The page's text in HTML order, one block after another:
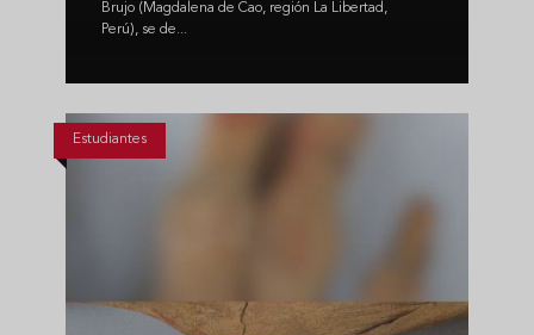
Brujo (Magdalena de Cao, región La Libertad,
Perú), se de...
Estudiantes